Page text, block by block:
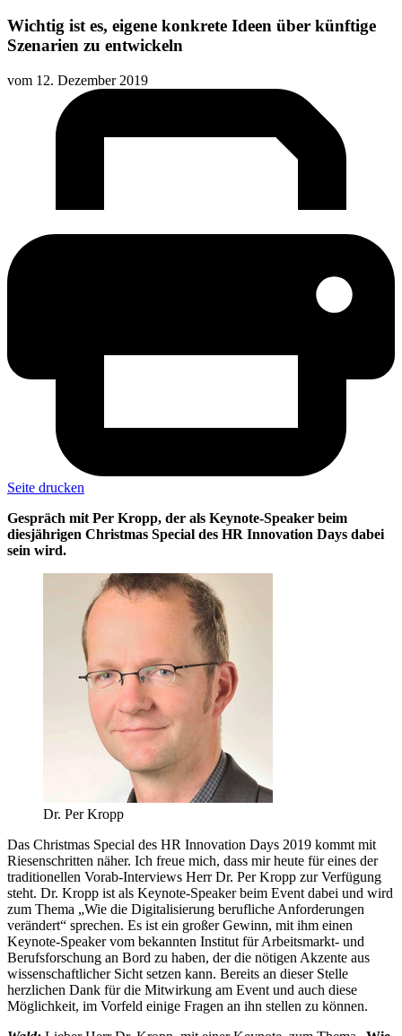
Wichtig ist es, eigene konkrete Ideen über künftige
Szenarien zu entwickeln
vom 12. Dezember 2019
Seite drucken
Gespräch mit Per Kropp, der als Keynote-Speaker beim
diesjährigen Christmas Special des HR Innovation Days dabei
sein wird.
Dr. Per Kropp
Das Christmas Special des HR Innovation Days 2019 kommt mit
Riesenschritten näher. Ich freue mich, dass mir heute für eines der
traditionellen Vorab-Interviews Herr Dr. Per Kropp zur Verfügung
steht. Dr. Kropp ist als Keynote-Speaker beim Event dabei und wird
zum Thema „Wie die Digitalisierung berufliche Anforderungen
verändert“ sprechen. Es ist ein großer Gewinn, mit ihm einen
Keynote-Speaker vom bekannten Institut für Arbeitsmarkt- und
Berufsforschung an Bord zu haben, der die nötigen Akzente aus
wissenschaftlicher Sicht setzen kann. Bereits an dieser Stelle
herzlichen Dank für die Mitwirkung am Event und auch diese
Möglichkeit, im Vorfeld einige Fragen an ihn stellen zu können.